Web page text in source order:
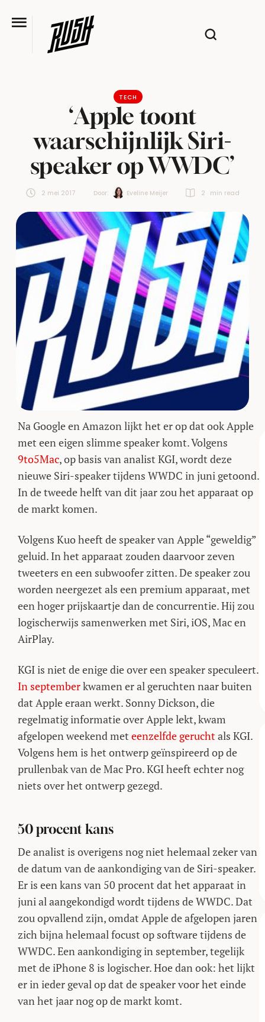
TECH
‘Apple toont
waarschijnlijk Siri-
speaker op WWDC’
2 mei 2017 Door: Eveline Meijer 2 min read
Na Google en Amazon lijkt het er op dat ook Apple
met een eigen slimme speaker komt. Volgens
9to5Mac, op basis van analist KGI, wordt deze
nieuwe Siri-speaker tijdens WWDC in juni getoond.
In de tweede helft van dit jaar zou het apparaat op
de markt komen.
Volgens Kuo heeft de speaker van Apple “geweldig”
geluid. In het apparaat zouden daarvoor zeven
tweeters en een subwoofer zitten. De speaker zou
worden neergezet als een premium apparaat, met
een hoger prijskaartje dan de concurrentie. Hij zou
logischerwijs samenwerken met Siri, iOS, Mac en
AirPlay.
KGI is niet de enige die over een speaker speculeert.
In septemberkwamen er al geruchten naar buiten
dat Apple eraan werkt. Sonny Dickson, die
regelmatig informatie over Apple lekt, kwam
afgelopen weekend met eenzelfde geruchtals KGI.
Volgens hem is het ontwerp geïnspireerd op de
prullenbak van de Mac Pro. KGI heeft echter nog
niets over het ontwerp gezegd.
50 procent kans
De analist is overigens nog niet helemaal zeker van
de datum van de aankondiging van de Siri-speaker.
Er is een kans van 50 procent dat het apparaat in
juni al aangekondigd wordt tijdens de WWDC. Dat
zou opvallend zijn, omdat Apple de afgelopen jaren
zich bijna helemaal focust op software tijdens de
WWDC. Een aankondiging in september, tegelijk
met de iPhone 8 is logischer. Hoe dan ook: het lijkt
er in ieder geval op dat de speaker voor het einde
van het jaar nog op de markt komt.